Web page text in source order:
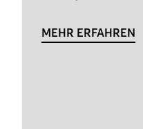
MEHR ERFAHREN